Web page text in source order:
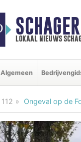
lokaal nieuws
Algemeen
112 Ongeval op de